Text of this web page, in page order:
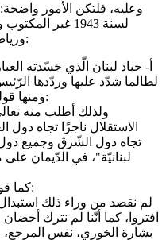
وعليه، فلتكن الأمور
لسنة 1943 غير
ورياض الصّلح حول فكرتين أساسيّتين هما:
أ- حياد لبنان الّذي جَسّدته
لطالما شدّد عليها وردّدها
ومنها قوله، سنة 1945 أمام البطريرك عريضة:
الاستقلال ناجزًا تجاه
تجاه دول الشّرق وجميع
كما قول الرّئيس في رسالته إلى المغتربين:
افتروا، كما أنّنا لم نترك
بشارة الخوري، نفس